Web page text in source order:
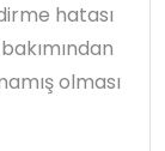
hatası
olması